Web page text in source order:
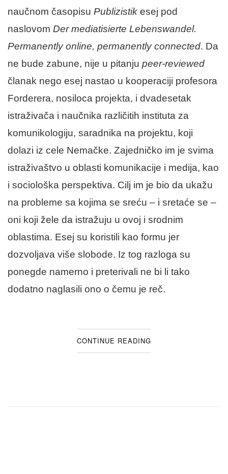
naučnom časopisu Publizistik esej pod
naslovom Der mediatisierte Lebenswandel.
Permanently online, permanently connected. Da
ne bude zabune, nije u pitanju peer-reviewed
članak nego esej nastao u kooperaciji profesora
Forderera, nosiloca projekta, i dvadesetak
istraživača i naučnika različitih instituta za
komunikologiju, saradnika na projektu, koji
dolazi iz cele Nemačke. Zajedničko im je svima
istraživaštvo u oblasti komunikacije i medija, kao
i sociološka perspektiva. Cilj im je bio da ukažu
na probleme sa kojima se sreću – i sretaće se –
oni koji žele da istražuju u ovoj i srodnim
oblastima. Esej su koristili kao formu jer
dozvoljava više slobode. Iz tog razloga su
ponegde namerno i preterivali ne bi li tako
dodatno naglasili ono o čemu je reč.
CONTINUE READING